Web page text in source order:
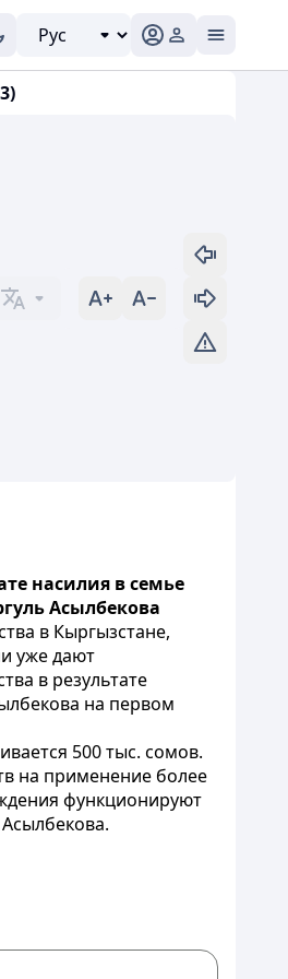
насилия в семье
Асылбекова
в Кыргызстане,
уже дают
в результате
на первом
500 тыс. сомов.
на применение более
функционируют